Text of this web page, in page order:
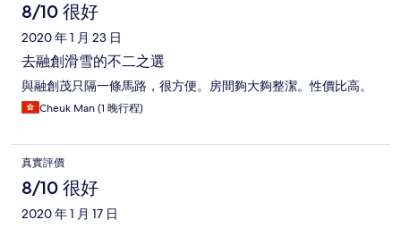
8/10 很好
2020 年 1 月 23 日
去融創滑雪的不二之選
與融創茂只隔一條馬路，很方便。房間夠大夠整潔。性價比高。
Cheuk Man (1 晚行程)
真實評價
8/10 很好
2020 年 1 月 17 日